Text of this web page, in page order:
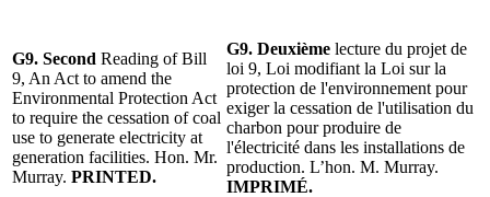
G9. Second Reading of Bill
9, An Act to amend the
Environmental Protection Act
to require the cessation of coal
use to generate electricity at
generation facilities. Hon. Mr.
Murray. PRINTED.
G9. Deuxième lecture du projet de
loi 9, Loi modifiant la Loi sur la
protection de l'environnement pour
exiger la cessation de l'utilisation du
charbon pour produire de
l'électricité dans les installations de
production. L’hon. M. Murray.
IMPRIMÉ.